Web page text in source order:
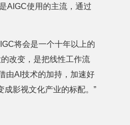
AIGC使用的主流，通过
将会是一个十年以上的
改变，是把线性工作流
由AI技术的加持，加速好
影视文化产业的标配。”